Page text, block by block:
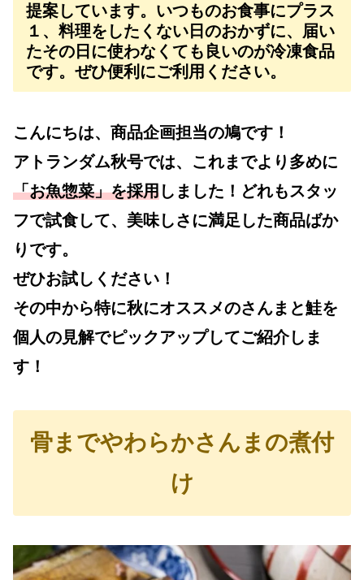
提案しています。いつものお食事にプラス
１、料理をしたくない日のおかずに、届い
たその日に使わなくても良いのが冷凍食品
です。ぜひ便利にご利用ください。
こんにちは、商品企画担当の鳩です！
アトランダム秋号では、これまでより多めに
「お魚惣菜」を採用しました！どれもスタッ
フで試食して、美味しさに満足した商品ばか
りです。
ぜひお試しください！
その中から特に秋にオススメのさんまと鮭を
個人の見解でピックアップしてご紹介しま
す！
骨までやわらかさんまの煮付
け